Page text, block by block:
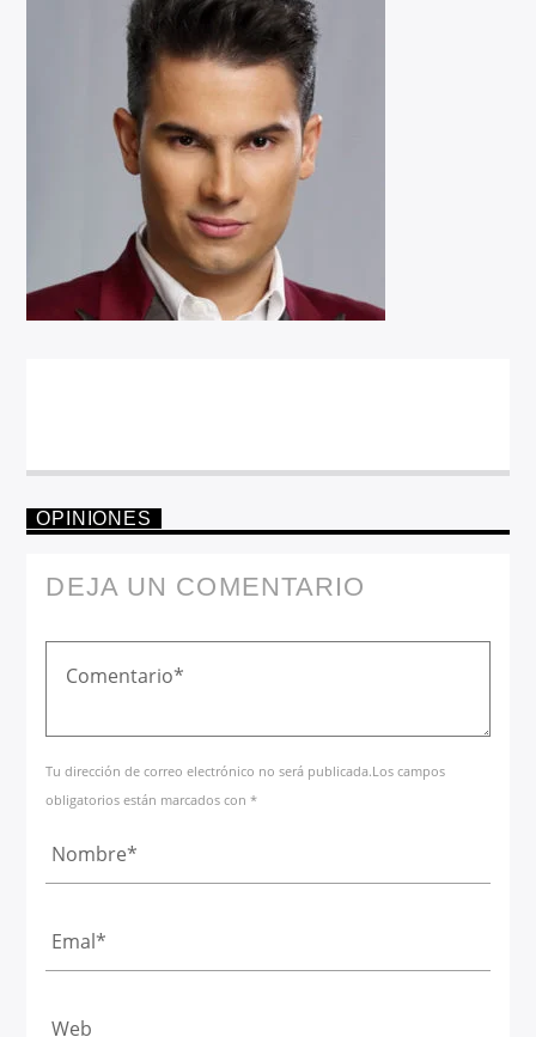
OPINIONES
DEJA UN COMENTARIO
Tu dirección de correo electrónico no será publicada.Los campos
obligatorios están marcados con *